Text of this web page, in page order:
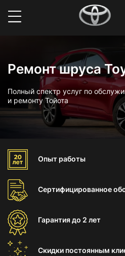
Ремонт шруса
Полный спектр услуг по
и ремонту Тойота
Опыт работы
Сертифицированное
Гарантиядо 2 лет
Скидки постоянным